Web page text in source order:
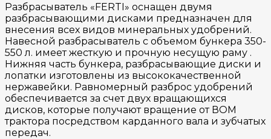
Разбрасыватель «FERTI» оснащен двумя
разбрасывающими дисками предназначен для
внесения всех видов минеральных удобрений.
Навесной разбрасыватель с объемом бункера 350-
550 л. имеет жесткую и прочную несущую раму .
Нижняя часть бункера, разбрасывающие диски и
лопатки изготовлены из высококачественной
нержавейки. Равномерный разброс удобрений
обеспечивается за счет двух вращающихся
дисков, которые получают вращение от ВОМ
трактора посредством карданного вала и зубчатых
передач.